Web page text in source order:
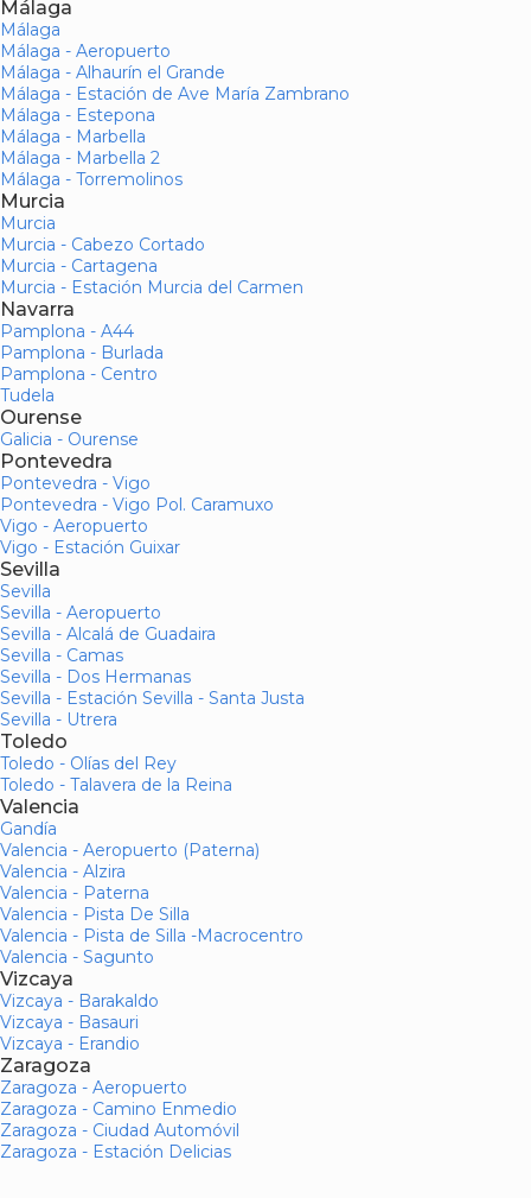
Málaga
Málaga
Málaga - Aeropuerto
Málaga - Alhaurín el Grande
Málaga - Estación de Ave María Zambrano
Málaga - Estepona
Málaga - Marbella
Málaga - Marbella 2
Málaga - Torremolinos
Murcia
Murcia
Murcia - Cabezo Cortado
Murcia - Cartagena
Murcia - Estación Murcia del Carmen
Navarra
Pamplona - A44
Pamplona - Burlada
Pamplona - Centro
Tudela
Ourense
Galicia - Ourense
Pontevedra
Pontevedra - Vigo
Pontevedra - Vigo Pol. Caramuxo
Vigo - Aeropuerto
Vigo - Estación Guixar
Sevilla
Sevilla
Sevilla - Aeropuerto
Sevilla - Alcalá de Guadaira
Sevilla - Camas
Sevilla - Dos Hermanas
Sevilla - Estación Sevilla - Santa Justa
Sevilla - Utrera
Toledo
Toledo - Olías del Rey
Toledo - Talavera de la Reina
Valencia
Gandía
Valencia - Aeropuerto (Paterna)
Valencia - Alzira
Valencia - Paterna
Valencia - Pista De Silla
Valencia - Pista de Silla -Macrocentro
Valencia - Sagunto
Vizcaya
Vizcaya - Barakaldo
Vizcaya - Basauri
Vizcaya - Erandio
Zaragoza
Zaragoza - Aeropuerto
Zaragoza - Camino Enmedio
Zaragoza - Ciudad Automóvil
Zaragoza - Estación Delicias